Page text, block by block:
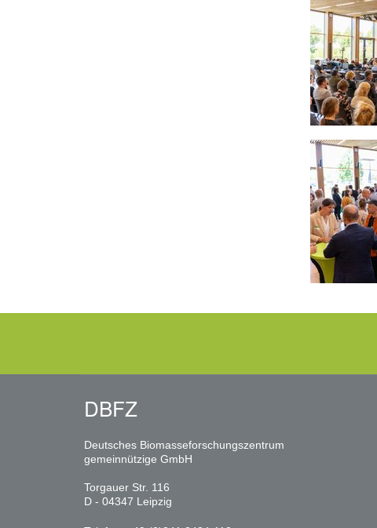
DBFZ
Deutsches Biomasseforschungszentrum
gemeinnützige GmbH
Torgauer Str. 116
D - 04347 Leipzig